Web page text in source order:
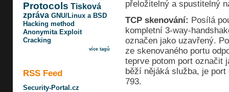
Protocols Tisková
zpráva GNU/Linux a BSD
Hacking method
Anonymita Exploit
Cracking
více tagů
RSS Feed
Security-Portal.cz
přeložitelný a spustitelný
TCP skenování: Posílá
kompletní 3-way-
označen jako uzavřený.
ze skenovaného portu
teprve potom port označit
běží nějáká služba, je
793.